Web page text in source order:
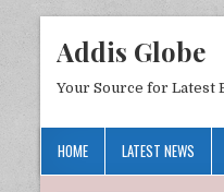
Addis Globe
Your Source for Latest
HOME LATEST NEWS